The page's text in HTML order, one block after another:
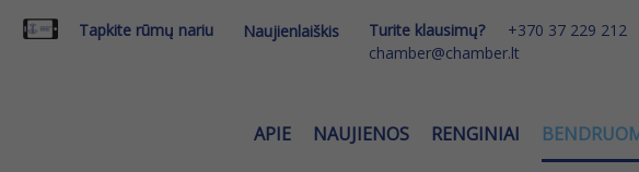
Tapkite rūmų nariu Naujienlaiškis Turite klausimų?
+370 37 229 212
chamber@chamber.lt
APIE NAUJIENOS RENGINIAI